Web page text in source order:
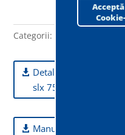
Categorii:
Detalii tehnice
slx 750
Manualul